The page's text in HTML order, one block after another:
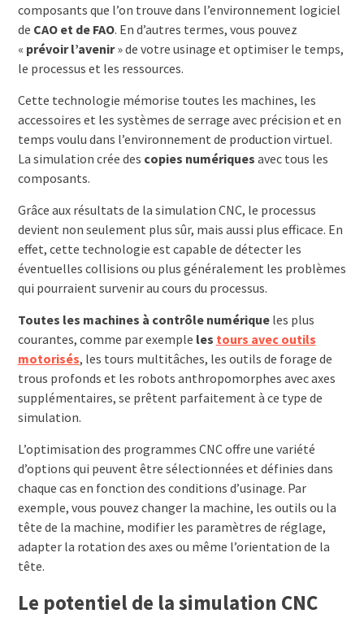
composants que l’on trouve dans l’environnement logiciel
de CAO et de FAO. En d’autres termes, vous pouvez
« prévoir l’avenir» de votre usinage et optimiser le temps,
le processus et les ressources.
Cette technologie mémorise toutes les machines, les
accessoires et les systèmes de serrage avec précision et en
temps voulu dans l’environnement de production virtuel.
La simulation crée des copies numériques avec tous les
composants.
Grâce aux résultats de la simulation CNC, le processus
devient non seulement plus sûr, mais aussi plus efficace. En
effet, cette technologie est capable de détecter les
éventuelles collisions ou plus généralement les problèmes
qui pourraient survenir au cours du processus.
Toutes les machines à contrôle numériqueles plus
courantes, comme par exemple les tours avec outils
motorisés, les tours multitâches, les outils de forage de
trous profonds et les robots anthropomorphes avec axes
supplémentaires, se prêtent parfaitement à ce type de
simulation.
L’optimisation des programmes CNC offre une variété
d’options qui peuvent être sélectionnées et définies dans
chaque cas en fonction des conditions d’usinage. Par
exemple, vous pouvez changer la machine, les outils ou la
tête de la machine, modifier les paramètres de réglage,
adapter la rotation des axes ou même l’orientation de la
tête.
Le potentiel de la simulation CNC